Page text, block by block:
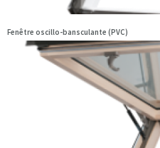
Fenêtre oscillo-bansculante (PVC)